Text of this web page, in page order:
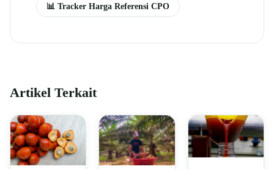
📊 Tracker Harga Referensi CPO
Artikel Terkait